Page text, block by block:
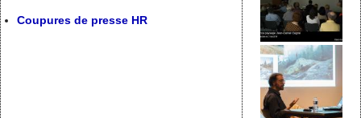
Coupures de presse HR